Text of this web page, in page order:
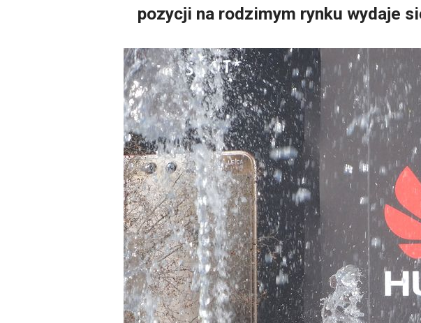
pozycji na rodzimym rynku wydaje